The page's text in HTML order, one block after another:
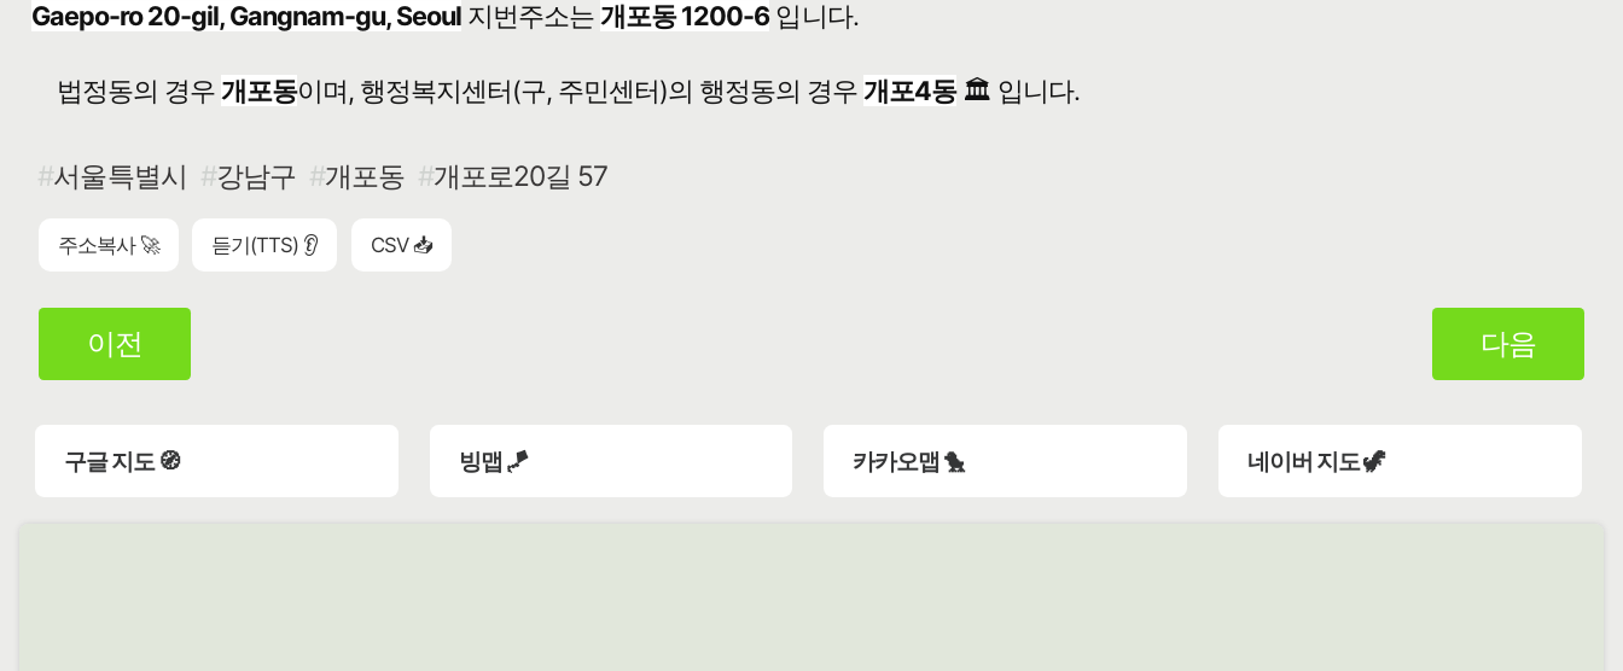
Gaepo-ro 20-gil, Gangnam-gu, Seoul 지번주소는개포동 1200-6입니다.
법정동의 경우개포동이며, 행정복지센터(구, 주민센터)의 행정동의 경우개포4동🏛️ 입니다.
서울특별시 강남구 개포동 개포로20길 57
주소복사 🚀 듣기(TTS) 👂 CSV 📥
이전 다음
구글 지도 🧭 빙맵 🪁 카카오맵 🐤 네이버 지도 🦖